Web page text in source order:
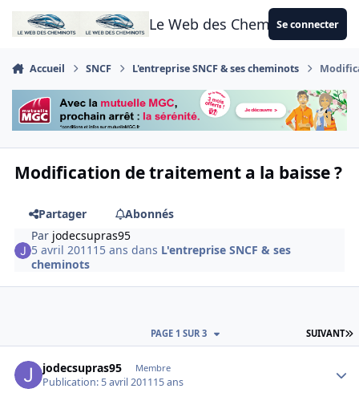
Aller au contenu
Le Web des CheminotsSe connecter
Accueil SNCF L'entreprise SNCF & ses cheminots
Modification de traitement a la baisse ?
Partager
Abonnés
Par jodecsupras95
5 avril 2011 15 ans dans L'entreprise SNCF & ses
cheminots
SUIVANT
PAGE 1 SUR 3
jodecsupras95 Membre
Publication: 5 avril 201115 ans